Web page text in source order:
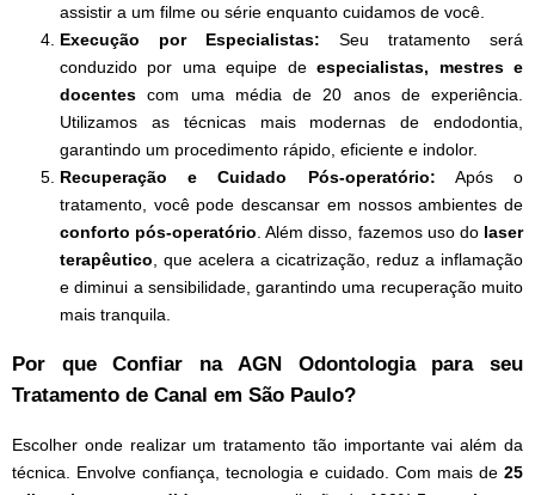
assistir a um filme ou série enquanto cuidamos de você.
Execução por Especialistas: Seu tratamento será
conduzido por uma equipe deespecialistas, mestres e
docentes com uma média de 20 anos de experiência.
Utilizamos as técnicas mais modernas de endodontia,
garantindo um procedimento rápido, eficiente e indolor.
Recuperação e Cuidado Pós-operatório: Após o
tratamento, você pode descansar em nossos ambientes de
conforto pós-operatório . Além disso, fazemos uso do laser
terapêutico , que acelera a cicatrização, reduz a inflamação
e diminui a sensibilidade, garantindo uma recuperação muito
mais tranquila.
Por que Confiar na AGN Odontologia para seu
Tratamento de Canal em São Paulo?
Escolher onde realizar um tratamento tão importante vai além da
técnica. Envolve confiança, tecnologia e cuidado. Com mais de 25